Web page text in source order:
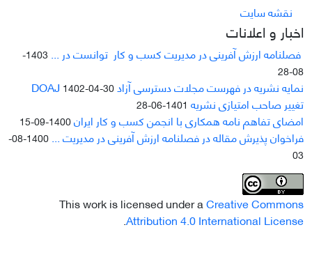
نقشه سایت
اخبار و اعلانات
فصلنامه ارزش آفرینی در مدیریت کسب و کار توانست در ...
1403-
08-28
نمایه نشریه در فهرست مجلات دسترسی آزاد DOAJ1402-04-30
تغییر صاحب امتیازی نشریه 1401-06-28
امضای تفاهم نامه همکاری با انجمن کسب و کار ایران1400-09-15
فراخوان پذیرش مقاله در فصلنامه ارزش آفرینی در مدیریت ...
1400-08-
03
This work is licensed under aCreative Commons
Attribution 4.0 International License
.